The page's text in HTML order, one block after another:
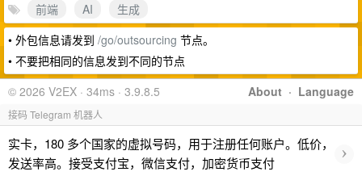
前端 AI
生成
• 外包信息请发到 /go/outsourcing 节点。
• 不要把相同的信息发到不同的节点
About · Language
© 2026 V2EX · 34ms · 3.9.8.5
接码 Telegram 机器人
实卡，180 多个国家的虚拟号码，用于注册任何账户。低价，
发送率高。接受支付宝，微信支付，加密货币支付
›